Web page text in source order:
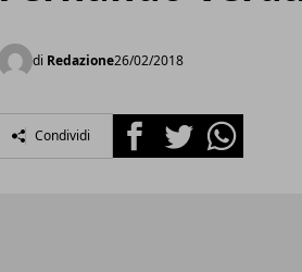
di Redazione26/02/2018
Condividi FacebookTwitterWhatsapp